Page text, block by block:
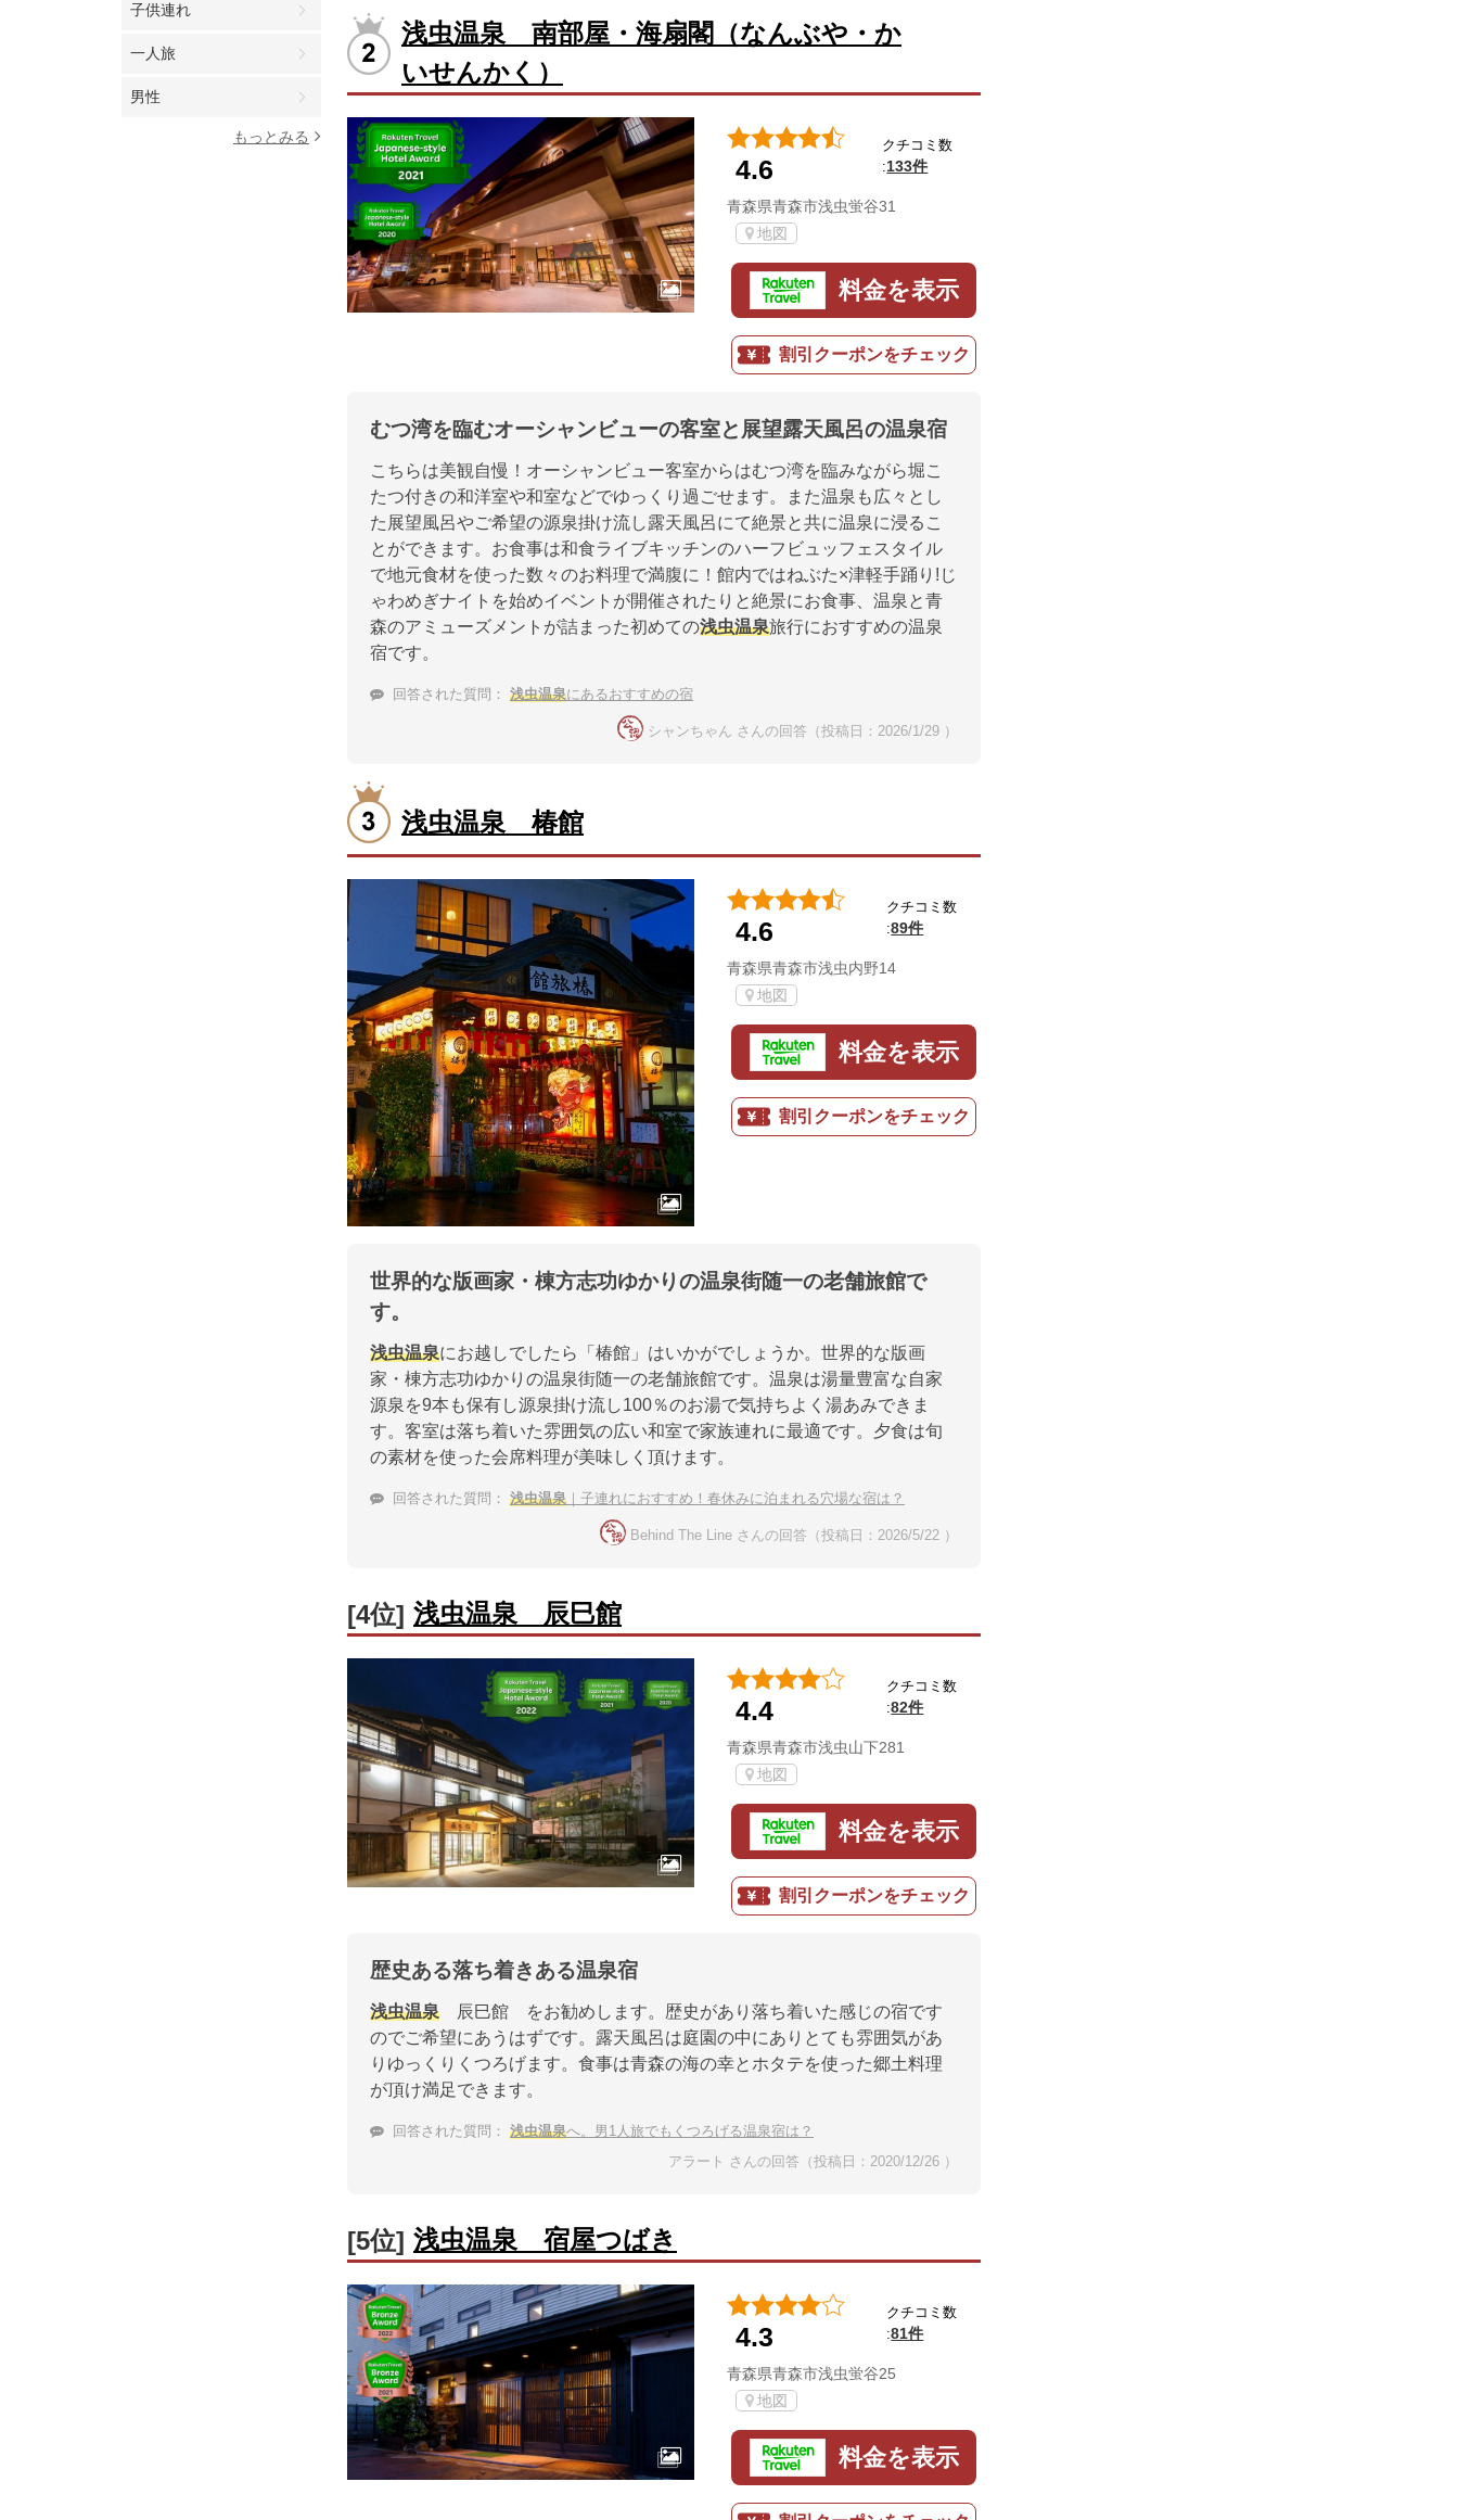
子供連れ
一人旅
男性
もっとみる
浅虫温泉 南部屋・海扇閣（なんぶや・か
いせんかく）
4.6
クチコミ数
:133件
青森県青森市浅虫蛍谷31
地図
料金を表示
割引クーポンをチェック
むつ湾を臨むオーシャンビューの客室と展望露天風呂の温泉宿
こちらは美観自慢！オーシャンビュー客室からはむつ湾を臨みながら堀こ
たつ付きの和洋室や和室などでゆっくり過ごせます。また温泉も広々とし
た展望風呂やご希望の源泉掛け流し露天風呂にて絶景と共に温泉に浸るこ
とができます。お食事は和食ライブキッチンのハーフビュッフェスタイル
で地元食材を使った数々のお料理で満腹に！館内ではねぶた×津軽手踊り!じ
ゃわめぎナイトを始めイベントが開催されたりと絶景にお食事、温泉と青
森のアミューズメントが詰まった初めての浅虫温泉旅行におすすめの温泉
宿です。
回答された質問： 浅虫温泉にあるおすすめの宿
シャンちゃん さんの回答（投稿日：2026/1/29 ）
浅虫温泉 椿館
4.6
クチコミ数
:89件
青森県青森市浅虫内野14
地図
料金を表示
割引クーポンをチェック
世界的な版画家・棟方志功ゆかりの温泉街随一の老舗旅館で
す。
浅虫温泉にお越しでしたら「椿館」はいかがでしょうか。世界的な版画
家・棟方志功ゆかりの温泉街随一の老舗旅館です。温泉は湯量豊富な自家
源泉を9本も保有し源泉掛け流し100％のお湯で気持ちよく湯あみできま
す。客室は落ち着いた雰囲気の広い和室で家族連れに最適です。夕食は旬
の素材を使った会席料理が美味しく頂けます。
回答された質問： 浅虫温泉 ｜子連れにおすすめ！春休みに泊まれる穴場な宿は？
Behind The Line さんの回答（投稿日：2026/5/22 ）
[4位] 浅虫温泉 辰巳館
4.4
クチコミ数
:82件
青森県青森市浅虫山下281
地図
料金を表示
割引クーポンをチェック
歴史ある落ち着きある温泉宿
浅虫温泉 辰巳館 をお勧めします。歴史があり落ち着いた感じの宿です
のでご希望にあうはずです。露天風呂は庭園の中にありとても雰囲気があ
りゆっくりくつろげます。食事は青森の海の幸とホタテを使った郷土料理
が頂け満足できます。
回答された質問： 浅虫温泉へ。男1人旅でもくつろげる温泉宿は？
アラート さんの回答（投稿日：2020/12/26 ）
[5位] 浅虫温泉 宿屋つばき
4.3
クチコミ数
:81件
青森県青森市浅虫蛍谷25
地図
料金を表示